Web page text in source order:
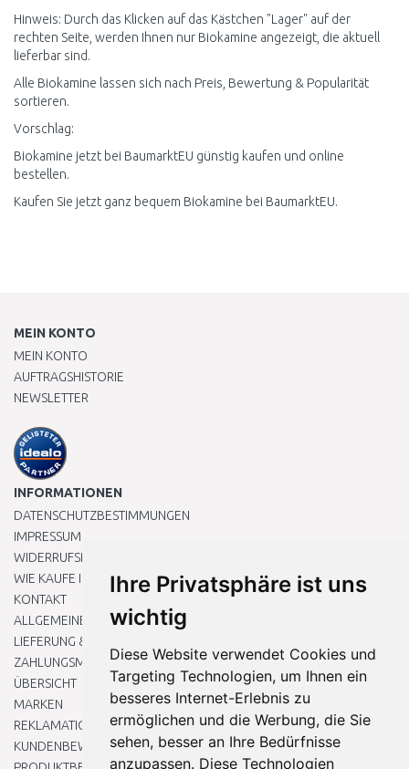
Ihre Privatsphäre ist uns
wichtig
Diese Website verwendet Cookies und
Targeting Technologien, um Ihnen ein
besseres Internet-Erlebnis zu
ermöglichen und die Werbung, die Sie
sehen, besser an Ihre Bedürfnisse
anzupassen. Diese Technologien
Hinweis: Durch das Klicken auf das Kästchen "Lager" auf der
rechten Seite, werden Ihnen nur Biokamine angezeigt, die aktuell
lieferbar sind.
Alle Biokamine lassen sich nach Preis, Bewertung & Popularität
sortieren.
Vorschlag:
Biokamine jetzt bei BaumarktEU günstig kaufen und online
bestellen.
Kaufen Sie jetzt ganz bequem Biokamine bei BaumarktEU.
MEIN KONTO
MEIN KONTO
AUFTRAGSHISTORIE
NEWSLETTER
INFORMATIONEN
DATENSCHUTZBESTIMMUNGEN
IMPRESSUM
WIDERRUFSRECHT
WIE KAUFE ICH EIN?
KONTAKT
ALLGEMEINEN GESCHÄFTSBEDINGUNGEN
LIEFERUNG & ZAHLUNG
ZAHLUNGSMETHODEN
ÜBERSICHT
MARKEN
REKLAMATIONEN UND RETOUREN
KUNDENBEWERTUNG